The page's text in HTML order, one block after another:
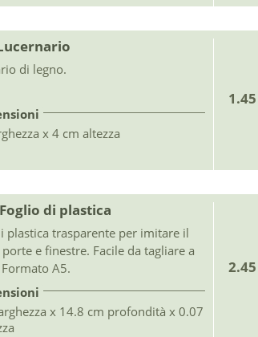
di legno.
x 4 cm altezza
Foglio di plastica
plastica trasparente per imitare il
e finestre. Facile da tagliare a
A5.
x 14.8 cm profondità x 0.07